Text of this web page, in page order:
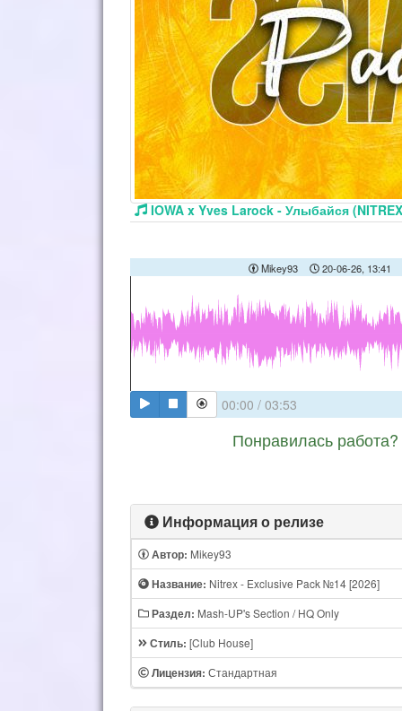
IOWA x Yves Larock - Улыбайся
Mikey93 20-06-26, 13:41
00:00 / 03:53
Понравилась
Информация о релизе
Автор: Mikey93
Название: Nitrex - Exclusive Pack №14 [2026]
Раздел: Mash-UP's Section / HQ Only
Стиль: [Club House]
Лицензия: Стандартная